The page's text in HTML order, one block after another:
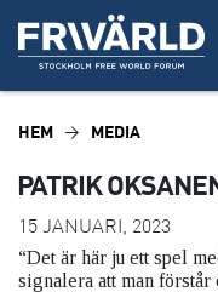
HEM MEDIA
PATRIK
15 JANUARI, 2023
“Det är här ju ett spel
signalera att man